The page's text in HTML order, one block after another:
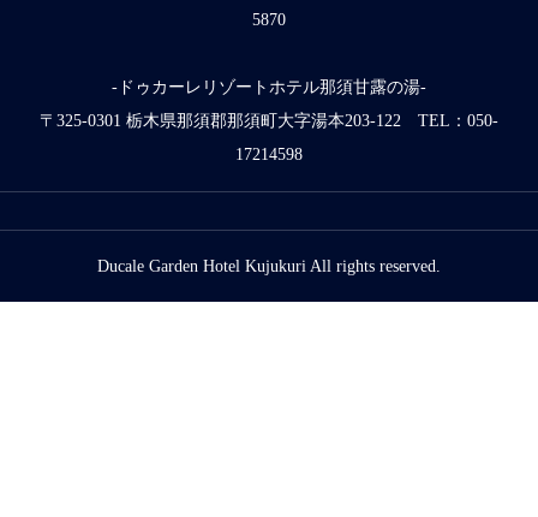
5870
-ドゥカーレリゾートホテル那須甘露の湯-
〒325-0301 栃木県那須郡那須町大字湯本203-122 TEL：050-
17214598
Ducale Garden Hotel Kujukuri All rights reserved.